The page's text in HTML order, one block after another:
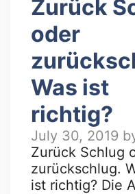
Zurück
oder
Was ist
richtig?
July 30, 2019
Zurück Schlug
zurückschlug.
ist richtig? Die